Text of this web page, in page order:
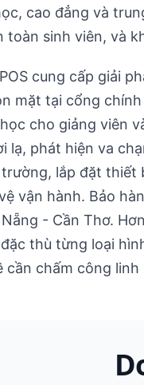
cao đẳng và
toàn sinh viên, và
cung cấp giải
mặt tại cổng
cho giảng viên
lạ, phát hiện va
lắp đặt thiết
vận hành. Bảo
- Cần Thơ.
thù từng loại
cần chấm công